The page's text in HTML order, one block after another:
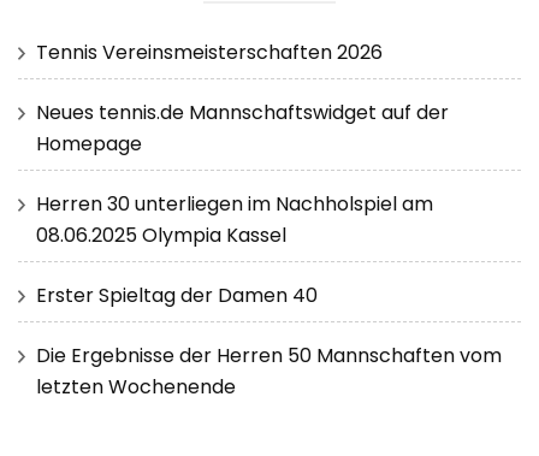
Tennis Vereinsmeisterschaften 2026
Neues tennis.de Mannschaftswidget auf der
Homepage
Herren 30 unterliegen im Nachholspiel am
08.06.2025 Olympia Kassel
Erster Spieltag der Damen 40
Die Ergebnisse der Herren 50 Mannschaften vom
letzten Wochenende